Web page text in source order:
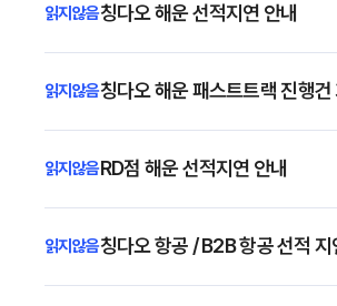
칭다오 해운 선적지연 안내
칭다오 해운 패스트트랙 진행
RD점 해운 선적지연 안내
칭다오 항공 / B2B 항공 선적 지